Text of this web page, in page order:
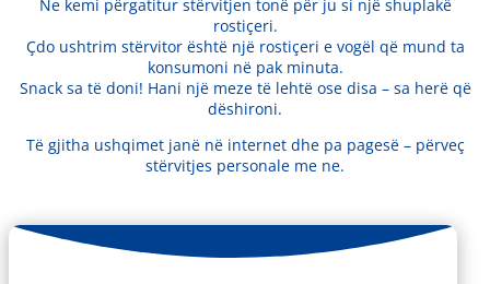
Ne kemi përgatitur stërvitjen tonë për ju si një shuplakë
rostiçeri.
Çdo ushtrim stërvitor është një rostiçeri e vogël që mund ta
konsumoni në pak minuta.
Snack sa të doni! Hani një meze të lehtë ose disa – sa herë që
dëshironi.
Të gjitha ushqimet janë në internet dhe pa pagesë – përveç
stërvitjes personale me ne.